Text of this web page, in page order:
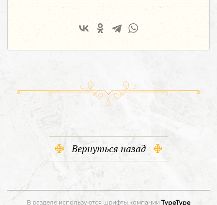
Вернуться назад
В разделе используются шрифты компании